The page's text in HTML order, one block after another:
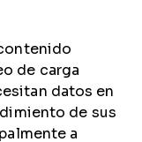
de carga
datos en
de sus
a